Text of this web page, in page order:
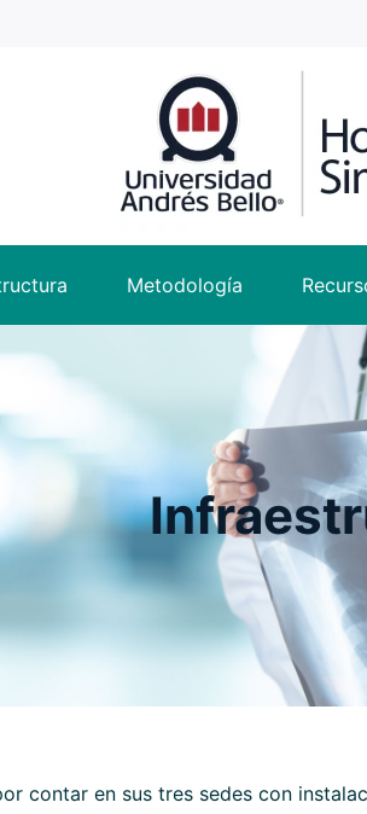
Metodología
contar en sus tres sedes con